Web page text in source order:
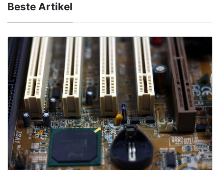
Beste Artikel